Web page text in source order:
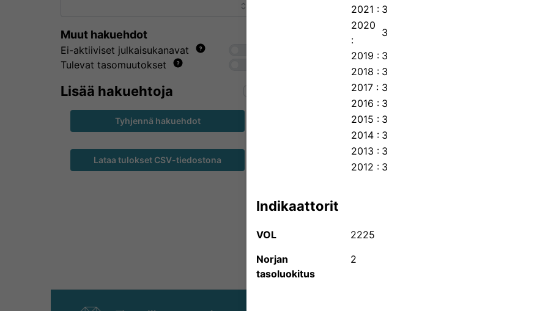
Muut hakuehdot
Ei-aktiiviset julkaisukanavat
Tulevat tasomuutokset
Lisää hakuehtoja
Tyhjennä hakuehdot
Lataa tulokset CSV-tiedostona
Julkaisukanavien avoin saatavuus
JUFO-portaalin sisältämien tieteellisten julkaisusarjojen
Julkaisukanava on joko välittömästi avoin, sallii
FinElib-etuuden piiriin.
2021 : 3
2020
:
3
2019 : 3
2018 : 3
2017 : 3
2016 : 3
2015 : 3
2014 : 3
2013 : 3
2012 : 3
Indikaattorit
VOL
2225
Norjan
tasoluokitus
2